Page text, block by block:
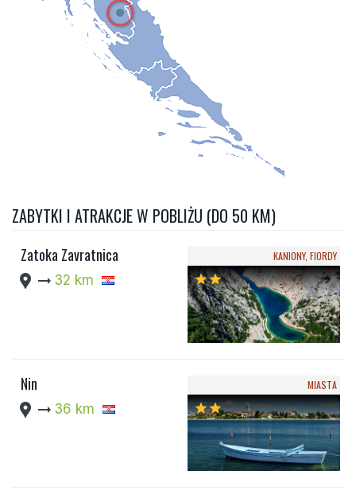
ZABYTKI I ATRAKCJE W POBLIŻU (DO 50 KM)
Zatoka Zavratnica
location_pin arrow_right_alt 32 km
KANIONY, FIORDY
starstar
Nin
location_pin arrow_right_alt 36 km
MIASTA
starstar